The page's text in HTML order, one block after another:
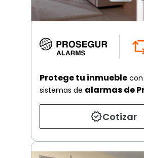
Protege tu inmueble con
sistemas de alarmas de
Cotizar